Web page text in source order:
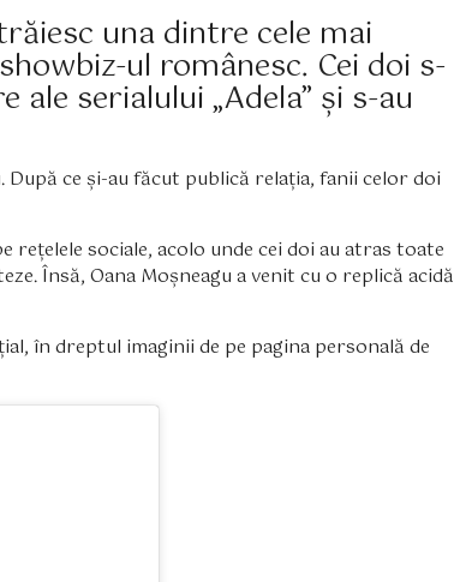
una dintre cele mai
ul românesc. Cei doi s-
serialului „Adela” și s-au
ce și-au făcut publică relația, fanii celor doi
sociale, acolo unde cei doi au atras toate
Însă, Oana Moșneagu a venit cu o replică acidă
în dreptul imaginii de pe pagina personală de